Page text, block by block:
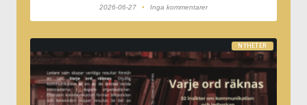
2026-06-27 Inga kommentarer
NYHETER